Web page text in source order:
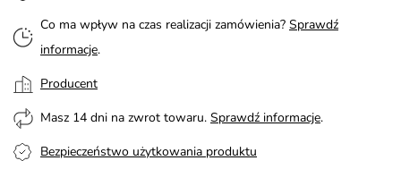
Co ma wpływ na czas realizacji zamówienia? Sprawdź
informacje.
Producent
Masz 14 dni na zwrot towaru. Sprawdź informacje.
Bezpieczeństwo użytkowania produktu